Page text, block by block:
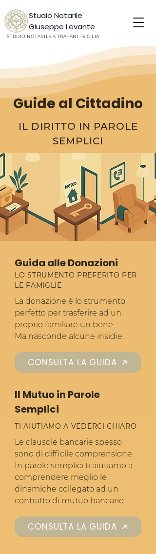
STUDIO NOTARILE A TRAPANI - SICILIA
Studio Notarile
Giuseppe Levante
Guide al Cittadino
IL DIRITTO IN PAROLE
SEMPLICI
Guida alle Donazioni
LO STRUMENTO PREFERITO PER
LE FAMIGLIE
La donazione è lo strumento
perfetto per trasferire ad un
proprio familiare un bene.
Ma nasconde alcune insidie.
CONSULTA LA GUIDA
Il Mutuo in Parole
Semplici
TI AIUTIAMO A VEDERCI CHIARO
Le clausole bancarie spesso
sono di difficile comprensione.
In parole semplici ti aiutiamo a
comprendere meglio le
dinamiche collegato ad un
contratto di mutuo bancario.
CONSULTA LA GUIDA